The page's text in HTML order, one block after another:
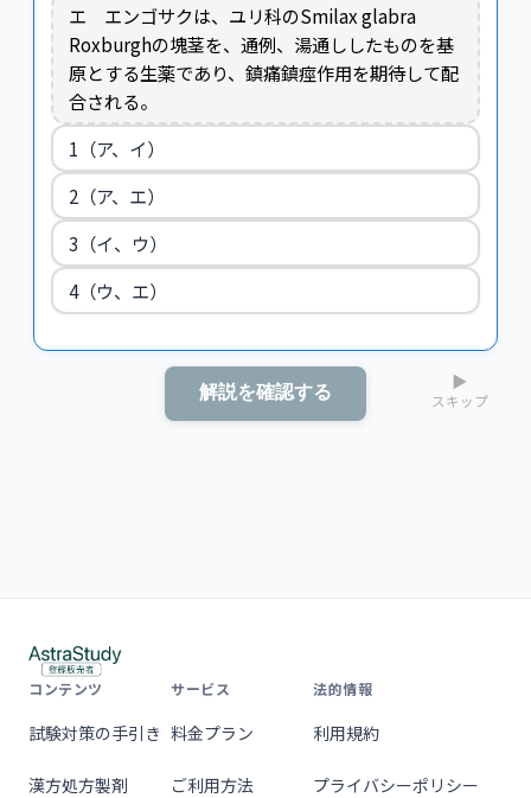
エ エンゴサクは、ユリ科のSmilax glabra
Roxburghの塊茎を、通例、湯通ししたものを基
原とする生薬であり、鎮痛鎮痙作用を期待して配
合される。
1（ア、イ）
2（ア、エ）
3（イ、ウ）
4（ウ、エ）
解説を確認する ▶
スキップ
コンテンツ
試験対策の手引き
漢方処方製剤
サービス
料金プラン
ご利用方法
法的情報
利用規約
プライバシーポリシー